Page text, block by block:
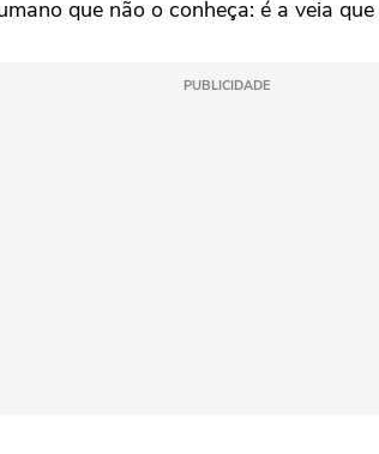
que não o conheça: é a veia
PUBLICIDADE